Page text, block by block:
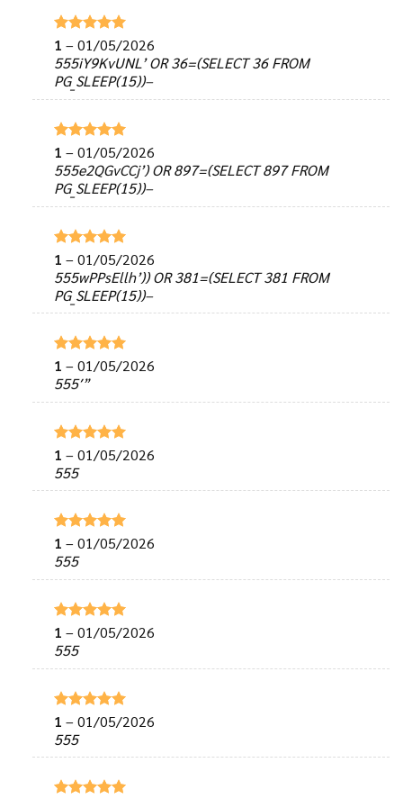
Được xếp
hạng55
sao
1 – 01/05/2026
555iY9KvUNL’ OR 36=(SELECT 36 FROM
PG_SLEEP(15))–
Được xếp
hạng55
sao
1 – 01/05/2026
555e2QGvCCj’) OR 897=(SELECT 897 FROM
PG_SLEEP(15))–
Được xếp
hạng
55
sao
1 – 01/05/2026
555wPPsEllh’)) OR 381=(SELECT 381 FROM
PG_SLEEP(15))–
Được xếp
hạng5
sao
1 – 01/05/2026
555′”
Được xếp
hạng
sao
1 – 01/05/2026
555
Được xếp
hạng
sao
1 – 01/05/2026
555
Được xếp
hạng
sao
1 – 01/05/2026
555
Được xếp
hạng
sao
1 – 01/05/2026
555